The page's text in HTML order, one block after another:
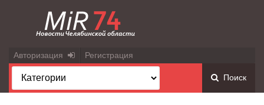
Авторизация Регистрация
Поиск